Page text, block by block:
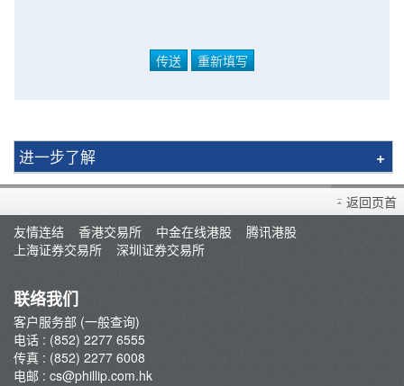
进一步了解
买卖衍生产品须知
开设户口
查询及支援
转入股票
孖展及利率
佣金及收费资料
表格下载
返回页首
友情连结
香港交易所 中金在线港股
腾讯港股
上海证券交易所
深圳证券交易所
联络我们
客户服务部 (一般查询)
电话 : (852) 2277 6555
传真 : (852) 2277 6008
电邮 : cs@phillip.com.hk